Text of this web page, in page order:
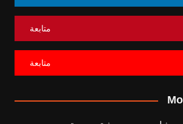
متابعة
متابعة